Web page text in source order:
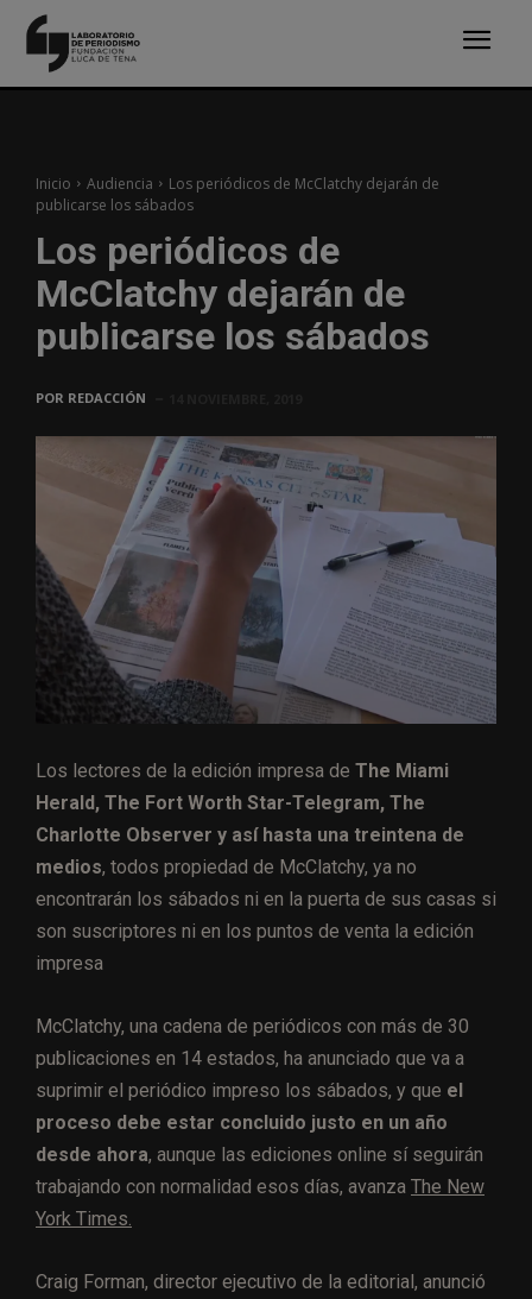
Inicio Audiencia
Los periódicos de McClatchy dejarán de
publicarse los sábados
Los periódicos de
McClatchy dejarán de
publicarse los sábados
POR REDACCIÓN
Los lectores de la edición impresa de The Miami
Herald, The Fort Worth Star-Telegram, The
Charlotte Observer y así hasta una treintena de
medios, todos propiedad de McClatchy, ya no
encontrarán los sábados ni en la puerta de sus casas si
son suscriptores ni en los puntos de venta la edición
impresa
McClatchy, una cadena de periódicos con más de 30
publicaciones en 14 estados, ha anunciado que va a
suprimir el periódico impreso los sábados, y que el
proceso debe estar concluido justo en un año
desde ahora, aunque las ediciones online sí seguirán
trabajando con normalidad esos días, avanza The New
York Times.
Craig Forman, director ejecutivo de la editorial, anunció